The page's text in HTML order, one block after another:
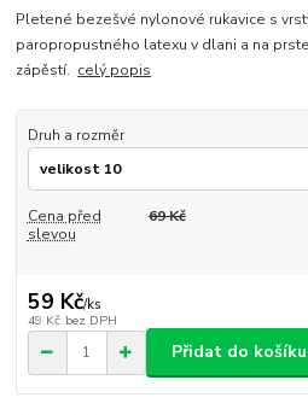
Pletené bezešvé nylonové rukavice s
paropropustného latexu v dlani a na
zápěstí. celý popis
Druh a rozměr
Cena před
slevou
69 Kč
59 Kč/ks
49 Kč bez DPH
Přidat do košíku